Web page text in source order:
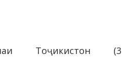
Тоҷикистон (3